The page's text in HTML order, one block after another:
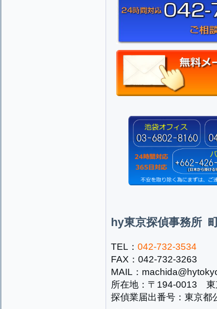
hy東京探偵事務所
TEL： 042-732-3534
FAX：042-732-3263
MAIL：
所在地：〒194-0013 東
探偵業届出番号：東京